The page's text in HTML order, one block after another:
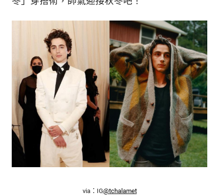
活
度
尚
流、
生
活
旅
遊、
兩
座、
via：IG@tchalamet